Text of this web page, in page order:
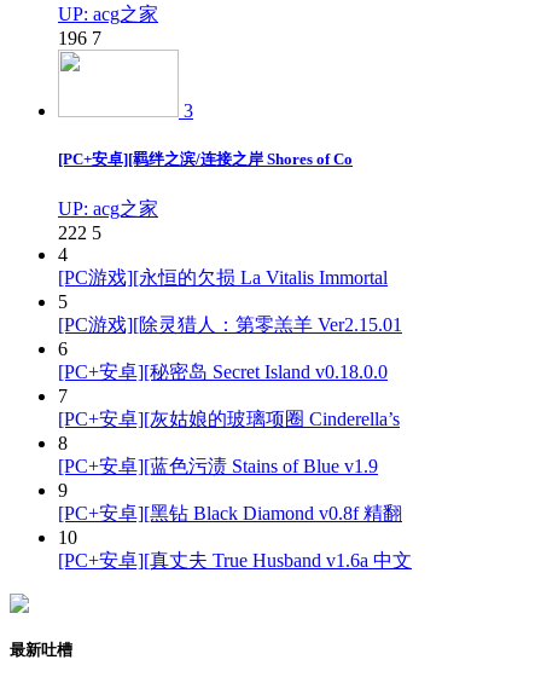
UP: acg之家
196 7
3
[PC+安卓][羁绊之滨/连接之岸 Shores of Co
UP: acg之家
222 5
4
[PC游戏][永恒的欠损 La Vitalis Immortal
5
[PC游戏][除灵猎人：第零羔羊 Ver2.15.01
6
[PC+安卓][秘密岛 Secret Island v0.18.0.0
7
[PC+安卓][灰姑娘的玻璃项圈 Cinderella’s
8
[PC+安卓][蓝色污渍 Stains of Blue v1.9
9
[PC+安卓][黑钻 Black Diamond v0.8f 精翻
10
[PC+安卓][真丈夫 True Husband v1.6a 中文
最新吐槽